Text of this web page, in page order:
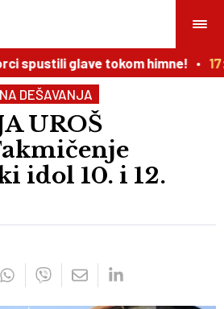
glave tokom himne! 17:00
DEŠAVANJA
UROŠ
idol 10. i 12.